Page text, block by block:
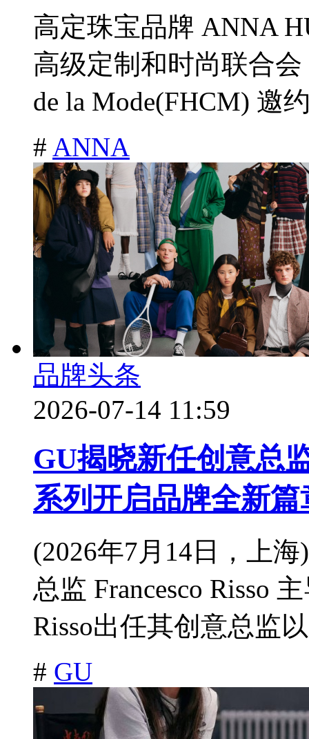
高定珠宝品牌 ANNA
高级定制和时尚联合会
de la Mode(FHCM) 邀
# ANNA
品牌头条
2026-07-14 11:59
GU揭晓新任创意总
系列开启品牌全新篇
(2026年7月14日，上
总监 Francesco Risso
Risso出任其创意总监
# GU